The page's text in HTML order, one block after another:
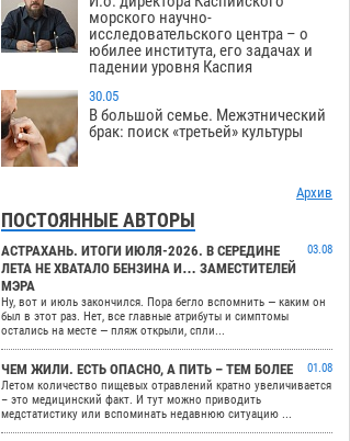
морского научно-
исследовательского центра – о
юбилее института, его задачах и
падении уровня Каспия
30.05
В большой семье. Межэтнический
брак: поиск «третьей» культуры
Архив
ПОСТОЯННЫЕ АВТОРЫ
АСТРАХАНЬ. ИТОГИ ИЮЛЯ-2026. В СЕРЕДИНЕ
ЛЕТА НЕ ХВАТАЛО БЕНЗИНА И… ЗАМЕСТИТЕЛЕЙ
МЭРА
03.08
Ну, вот и июль закончился. Пора бегло вспомнить — каким он
был в этот раз. Нет, все главные атрибуты и симптомы
остались на месте — пляж открыли, спли...
ЧЕМ ЖИЛИ. ЕСТЬ ОПАСНО, А ПИТЬ – ТЕМ БОЛЕЕ
01.08
Летом количество пищевых отравлений кратно увеличивается
– это медицинский факт. И тут можно приводить
медстатистику или вспоминать недавнюю ситуацию ...